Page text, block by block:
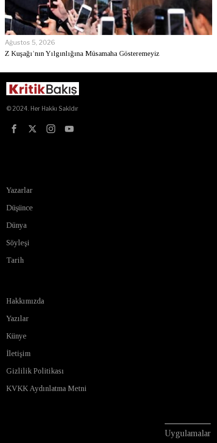
Ağustos 5, 2026
Z Kuşağı’nın Yılgınlığına Müsamaha Gösteremeyiz
© 2024. Her Hakkı Sakldır
Yazarlar
Düşünce
Dünya
Söyleşi
Tarih
Hakkımızda
Yazılar
Künye
İletişim
Gizlilik Politikası
KVKK Aydınlatma Metni
Uygulamalar